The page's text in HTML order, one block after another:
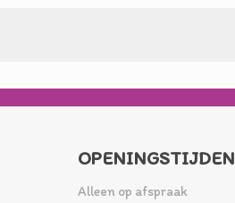
OPENINGSTIJDEN
Alleen op afspraak